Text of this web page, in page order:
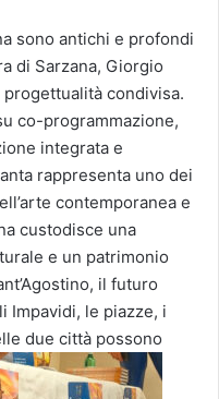
sono antichi e profondi
di Sarzana, Giorgio
condivisa.
co-programmazione,
integrata e
rappresenta uno dei
contemporanea e
custodisce una
e un patrimonio
il futuro
Impavidi, le piazze, i
due città possono